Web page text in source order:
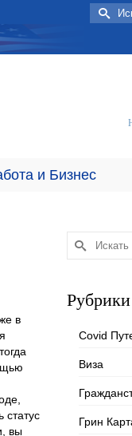
Искать:
и Бизнес
в
статус
вы
Искать:
Рубрики
Covid
Виза
Грин